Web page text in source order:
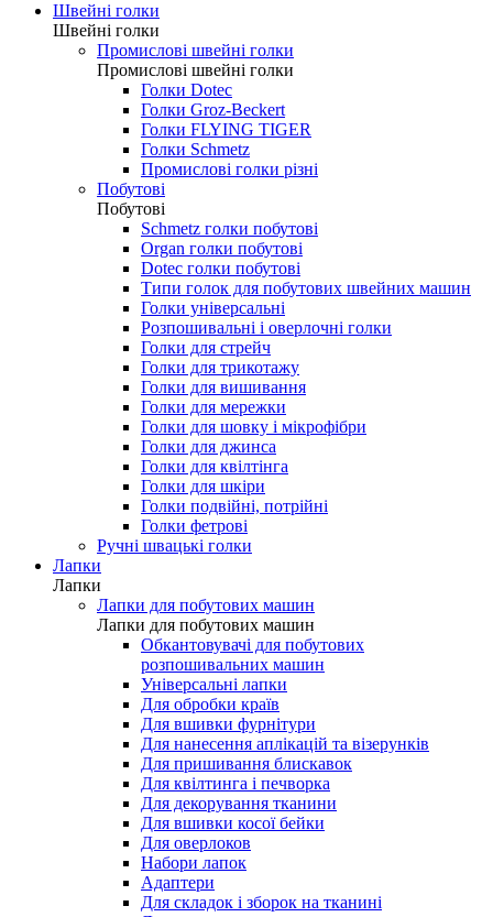
Швейні голки
Швейні голки
Промислові швейні голки
Промислові швейні голки
Голки Dotec
Голки Groz-Beckert
Голки FLYING TIGER
Голки Schmetz
Промислові голки різні
Побутові
Побутові
Schmetz голки побутові
Organ голки побутові
Dotec голки побутові
Типи голок для побутових швейних машин
Голки універсальні
Розпошивальні і оверлочні голки
Голки для стрейч
Голки для трикотажу
Голки для вишивання
Голки для мережки
Голки для шовку і мікрофібри
Голки для джинса
Голки для квілтінга
Голки для шкіри
Голки подвійні, потрійні
Голки фетрові
Ручні швацькі голки
Лапки
Лапки
Лапки для побутових машин
Лапки для побутових машин
Обкантовувачі для побутових
розпошивальних машин
Універсальні лапки
Для обробки країв
Для вшивки фурнітури
Для нанесення аплікацій та візерунків
Для пришивання блискавок
Для квілтинга і печворка
Для декорування тканини
Для вшивки косої бейки
Для оверлоков
Набори лапок
Адаптери
Для складок і зборок на тканині